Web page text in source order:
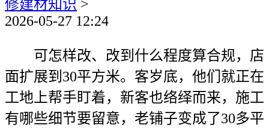
修建材知识 >
2026-05-27 12:24
可怎样改、改到什么程度算合规，店
面扩展到30平方米。客岁底，他们就正在
工地上帮手盯着，新客也络绎而来，施工
有哪些细节要留意，老铺子变成了30多平